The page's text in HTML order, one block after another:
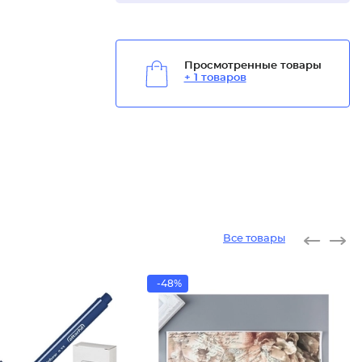
Просмотренные товары
+ 1 товаров
Все товары
-48%